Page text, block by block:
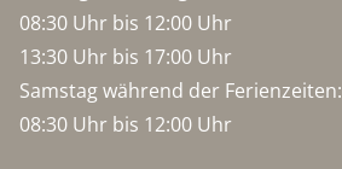
08:30 Uhr bis 12:00 Uhr
13:30 Uhr bis 17:00 Uhr
Samstag während der Ferienzeiten:
08:30 Uhr bis 12:00 Uhr